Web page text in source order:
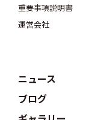
重要事項説明書
運営会社
ニュース
ブログ